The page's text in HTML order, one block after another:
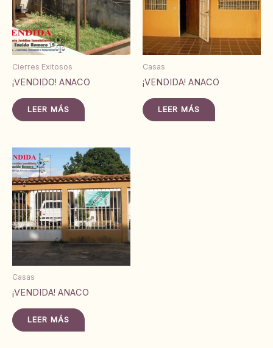
Cierres Exitosos
¡VENDIDO! ANACO
LEER MÁS
Casas
¡VENDIDA! ANACO
LEER MÁS
Casas
¡VENDIDA! ANACO
LEER MÁS